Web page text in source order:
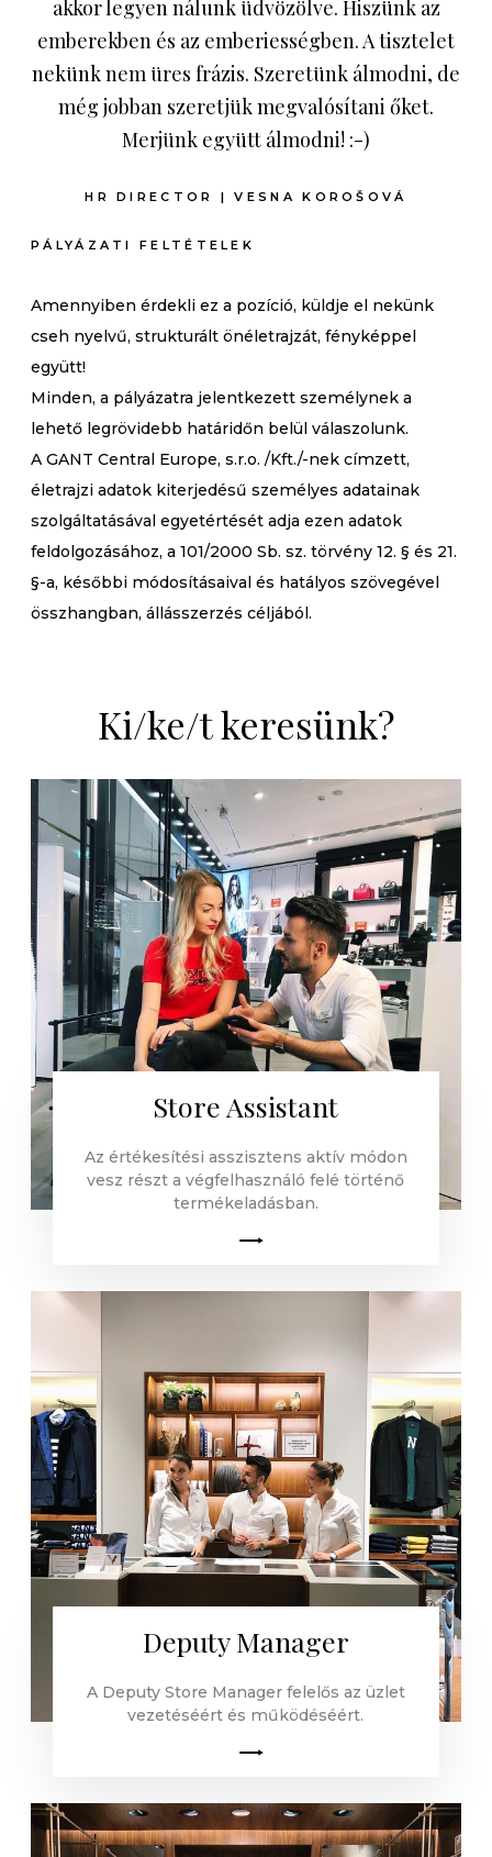
akkor legyen nálunk üdvözölve. Hiszünk az
emberekben és az emberiességben. A tisztelet
nekünk nem üres frázis. Szeretünk álmodni, de
még jobban szeretjük megvalósítani őket.
Merjünk együtt álmodni! :-)
HR DIRECTOR | VESNA KOROŠOVÁ
PÁLYÁZATI FELTÉTELEK
Amennyiben érdekli ez a pozíció, küldje el nekünk
cseh nyelvű, strukturált önéletrajzát, fényképpel
együtt!
Minden, a pályázatra jelentkezett személynek a
lehető legrövidebb határidőn belül válaszolunk.
A GANT Central Europe, s.r.o. /Kft./-nek címzett,
életrajzi adatok kiterjedésű személyes adatainak
szolgáltatásával egyetértését adja ezen adatok
feldolgozásához, a 101/2000 Sb. sz. törvény 12. § és 21.
§-a, későbbi módosításaival és hatályos szövegével
összhangban, állásszerzés céljából.
Ki/ke/t keresünk?
Store Assistant
Az értékesítési asszisztens aktív módon
vesz részt a végfelhasználó felé történő
termékeladásban.
Deputy Manager
A Deputy Store Manager felelős az üzlet
vezetéséért és működéséért.